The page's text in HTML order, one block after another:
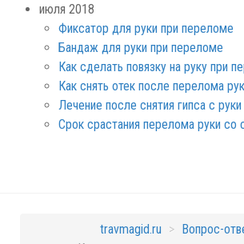
июля 2018
Фиксатор для руки при переломе
Бандаж для руки при переломе
Как сделать повязку на руку при
Как снять отек после перелома
Лечение после снятия гипса с руки
Срок срастания перелома руки
travmagid.ru > Вопрос-